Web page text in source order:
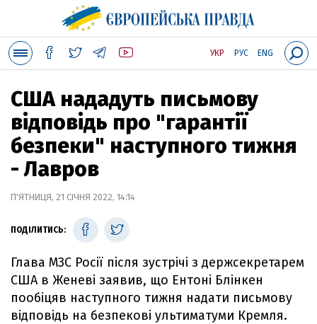
УКР РУС ENG
США нададуть письмову
відповідь про "гарантії
безпеки" наступного тижня
- Лавров
П'ЯТНИЦЯ, 21 СІЧНЯ 2022, 14:14
ПОДІЛИТИСЬ:
Глава МЗС Росії після зустрічі з держсекретарем
США в Женеві заявив, що Ентоні Блінкен
пообіцяв наступного тижня надати письмову
відповідь на безпекові ультиматуми Кремля.